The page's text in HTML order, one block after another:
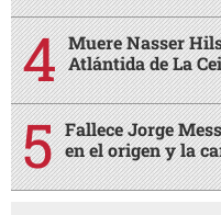
Muere Nasser
Atlántida de La
Fallece Jorge
en el origen y la